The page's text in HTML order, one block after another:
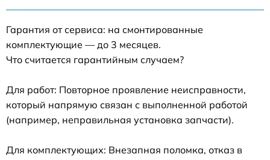
Гарантия от сервиса: на смонтированные
комплектующие — до 3 месяцев.
Что считается гарантийным случаем?
Для работ: Повторное проявление неисправности,
который напрямую связан с выполненной работой
(например, неправильная установка запчасти).
Для комплектующих: Внезапная поломка, отказ в